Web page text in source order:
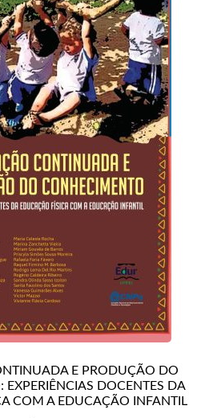
E PRODUÇÃO DO
DOCENTES DA
COM A EDUCAÇÃO INFANTIL